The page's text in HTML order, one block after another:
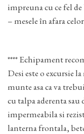
impreuna cu ce fel
– mesele în afara
**** Echipament
Desi este o excursie
munte asa ca va
cu talpa aderenta
impermeabila si
lanterna frontala,